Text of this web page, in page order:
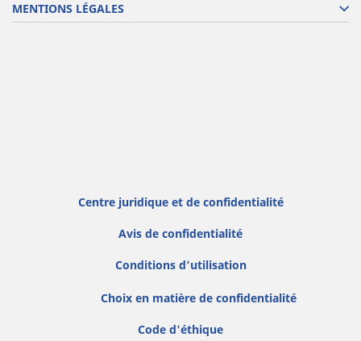
MENTIONS LÉGALES
Centre juridique et de confidentialité
Avis de confidentialité
Conditions d'utilisation
Choix en matière de confidentialité
Code d'éthique